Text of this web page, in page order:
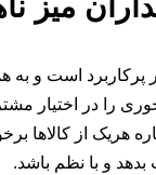
پرکاربرد است و به
را در اختیار
هریک از کالاها
و با نظم باشد.